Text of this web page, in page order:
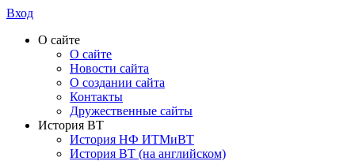
Вход
О сайте
О сайте
Новости сайта
О создании сайта
Контакты
Дружественные сайты
История ВТ
История НФ ИТМиВТ
История ВТ (на английском)